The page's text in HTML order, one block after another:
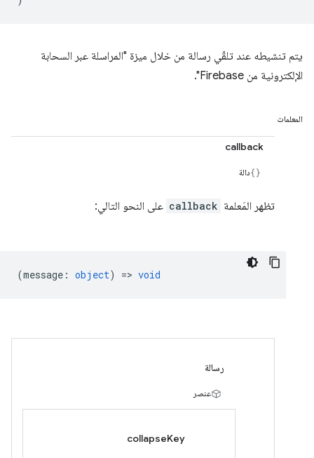
يتم تنشيطه عند تلقّي رسالة من خلال ميزة "المراسلة عبر السحابة
الإلكترونية من Firebase".
المعلمات
callback
دالة
تظهر المَعلمة callback على النحو التالي:
(message : object) => void
رسالة
عنصر
collapseKey